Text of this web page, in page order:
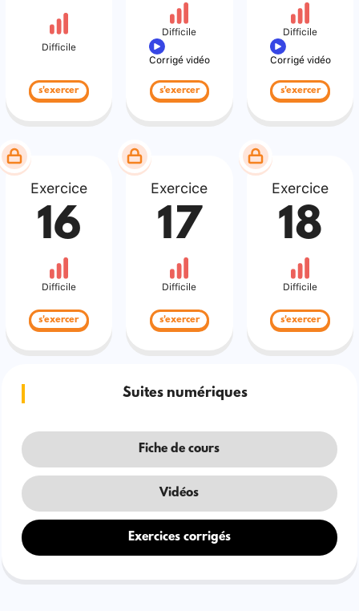
Difficile
s'exercer
Difficile
Corrigé vidéo
s'exercer
Difficile
Corrigé vidéo
s'exercer
Exercice
16
Difficile
s'exercer
Exercice
17
Difficile
s'exercer
Exercice
18
Difficile
s'exercer
Suites numériques
Fiche de cours
Vidéos
Exercices corrigés